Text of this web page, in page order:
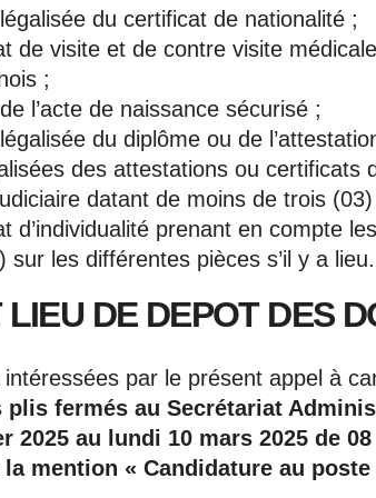
du certificat de nationalité ;
de visite et de contre visite
;
l’acte de naissance sécurisé ;
du diplôme ou de
des attestations ou certificats
datant de moins de trois
d’individualité prenant en compte
sur les différentes pièces s’il y a lieu.
DE DEPOT DES
par le présent appel à
plis fermés au Secrétariat
2025 au lundi 10 mars 2025 de
mention « Candidature au poste